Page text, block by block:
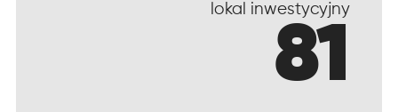
lokal inwestycyjny
81